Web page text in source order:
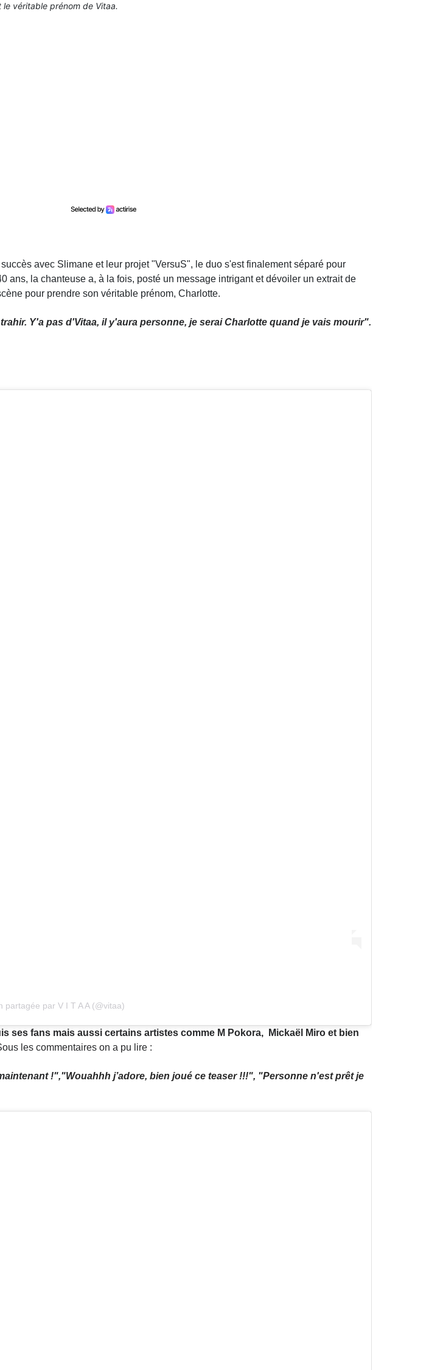
le véritable prénom de Vitaa.
avec Slimane et leur projet "VersuS", le duo s'est finalement séparé pour
ans, la chanteuse a, à la fois, posté un message intrigant et dévoiler un extrait de
pour prendre son véritable prénom, Charlotte.
Y'a pas d'Vitaa, il y'aura personne, je serai Charlotte quand je vais mourir".
partagée par V I T A A (@vitaa)
ses fans mais aussi certains artistes comme M Pokora, Mickaël Miro et bien
les commentaires on a pu lire :
!","Wouahhh j’adore, bien joué ce teaser !!!", "Personne n'est prêt je